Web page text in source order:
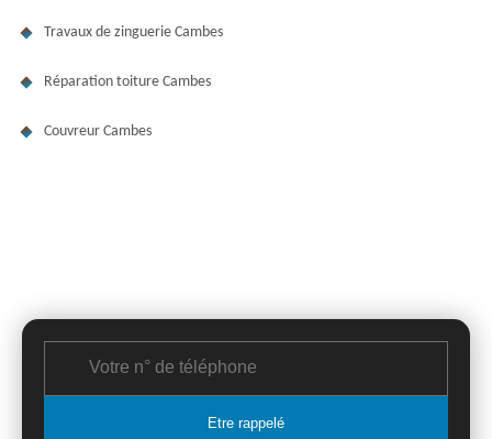
Travaux de zinguerie Cambes
Réparation toiture Cambes
Couvreur Cambes